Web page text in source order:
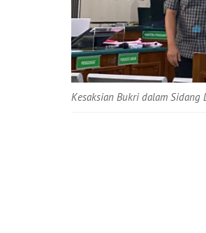
Kesaksian Bukri dalam Sidang